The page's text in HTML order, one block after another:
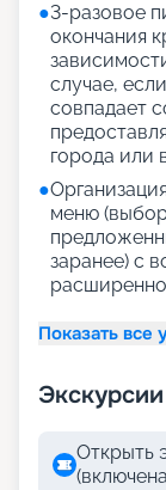
●3-разовое
окончания
случае,
совпадает
города или
●
меню
заранее) с
Показать все
Экскурсии
Открыть